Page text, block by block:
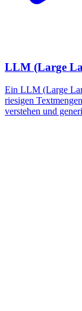
LLM (Large
Ein LLM (Large
riesigen
verstehen und